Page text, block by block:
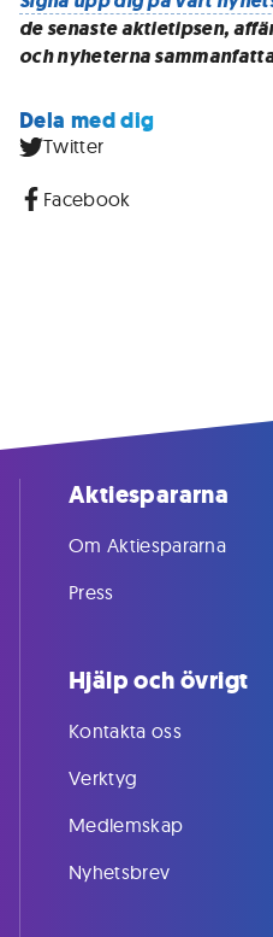
de senaste aktietipsen,
och nyheterna
Dela med dig
Twitter
Facebook
Aktiespararna
Om Aktiespararna
Press
Hjälp och övrigt
Kontakta oss
Verktyg
Medlemskap
Nyhetsbrev